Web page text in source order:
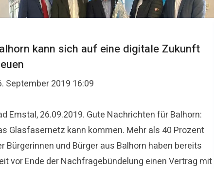
kann sich auf eine digitale Zukunft
September 2019 16:09
Emstal, 26.09.2019. Gute Nachrichten für Balhorn:
Glasfasernetz kann kommen. Mehr als 40 Prozent
Bürgerinnen und Bürger aus Balhorn haben bereits
vor Ende der Nachfragebündelung einen Vertrag mit